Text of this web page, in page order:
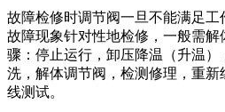
故障检修时调节阀一旦不能满足
故障现象针对性地检修，一般需
骤：停止运行，卸压降温（升温
洗，解体调节阀，检测修理，重
线测试。